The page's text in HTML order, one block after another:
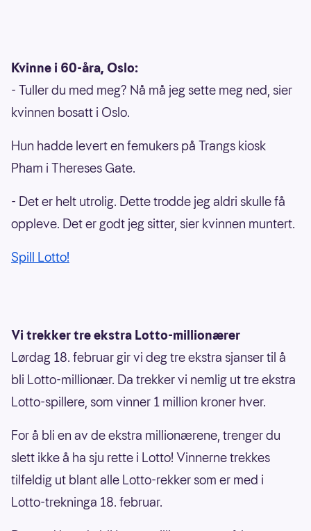
Kvinne i 60-åra, Oslo:
- Tuller du med meg? Nå må jeg sette meg ned, sier
kvinnen bosatt i Oslo.
Hun hadde levert en femukers på Trangs kiosk
Pham i Thereses Gate.
- Det er helt utrolig. Dette trodde jeg aldri skulle få
oppleve. Det er godt jeg sitter, sier kvinnen muntert.
Spill Lotto!
Vi trekker tre ekstra Lotto-millionærer
Lørdag 18. februar gir vi deg tre ekstra sjanser til å
bli Lotto-millionær. Da trekker vi nemlig ut tre ekstra
Lotto-spillere, som vinner 1 million kroner hver.
For å bli en av de ekstra millionærene, trenger du
slett ikke å ha sju rette i Lotto! Vinnerne trekkes
tilfeldig ut blant alle Lotto-rekker som er med i
Lotto-trekninga 18. februar.